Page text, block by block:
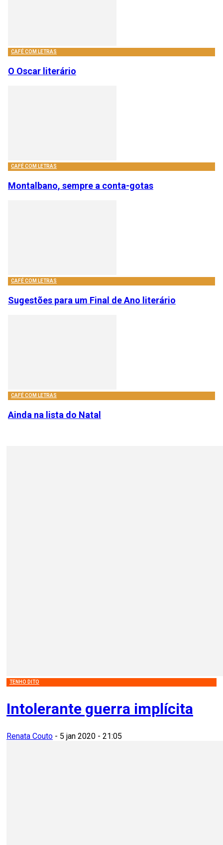
CAFÉ COM LETRAS
O Oscar literário
CAFÉ COM LETRAS
Montalbano, sempre a conta-gotas
CAFÉ COM LETRAS
Sugestões para um Final de Ano literário
CAFÉ COM LETRAS
Ainda na lista do Natal
TENHO DITO
Intolerante guerra implícita
Renata Couto - 5 jan 2020 - 21:05